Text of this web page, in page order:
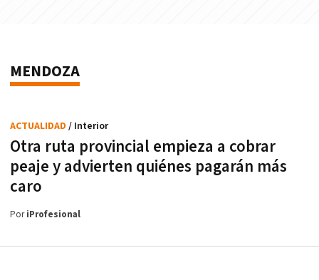
MENDOZA
Otra ruta provincial empieza a cobrar
peaje y advierten quiénes pagarán más
caro
ACTUALIDAD / Interior
PoriProfesional